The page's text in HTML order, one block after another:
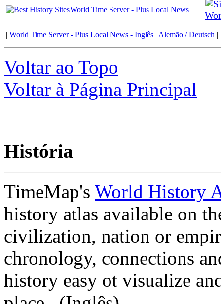
World Time Server - Plus Local News
| World Time Server - Plus Local News - Inglês | Alemão / Deutsch |
Voltar ao Topo
Voltar à Página Principal
História
TimeMap's World History
history atlas available on
civilization, nation or
chronology, connections
history easy ot visualize